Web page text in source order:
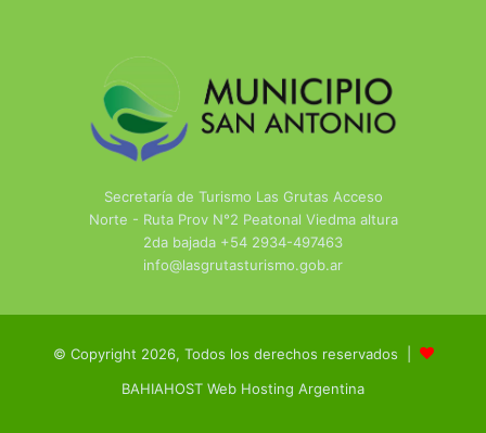
Secretaría de Turismo Las Grutas Acceso
Norte - Ruta Prov N°2 Peatonal Viedma altura
2da bajada +54 2934-497463
info@lasgrutasturismo.gob.ar
© Copyright 2026, Todos los derechos reservados |
BAHIAHOST Web Hosting Argentina